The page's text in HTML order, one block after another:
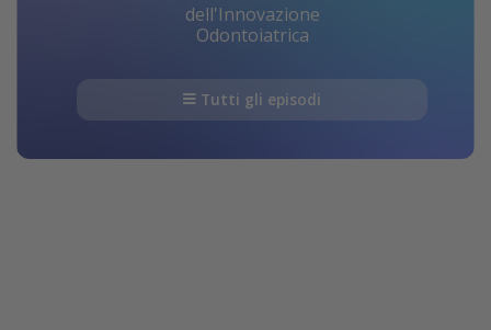
dell'Innovazione
Odontoiatrica
Tutti gli episodi